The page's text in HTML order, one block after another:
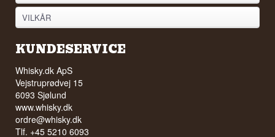
VILKÅR
KUNDESERVICE
Whisky.dk ApS
Vejstruprødvej 15
6093 Sjølund
www.whisky.dk
ordre@whisky.dk
Tlf. +45 5210 6093